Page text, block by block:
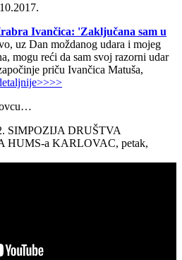
Ivančica: 'Zaključana sam u
uz Dan moždanog udara i mojeg
mogu reći da sam svoj razorni udar
priču Ivančica Matuša,
SIMPOZIJA DRUŠTVA
HUMS-a KARLOVAC, petak,